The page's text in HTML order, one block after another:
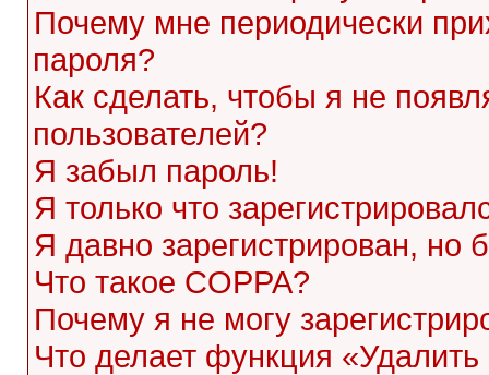
Почему мне периодически
пароля?
Как сделать, чтобы я не
пользователей?
Я забыл пароль!
Я только что
Я давно зарегистрирован, но
Что такое COPPA?
Почему я не могу
Что делает функция